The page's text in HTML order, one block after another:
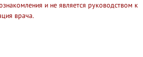
и не является руководством к
врача.